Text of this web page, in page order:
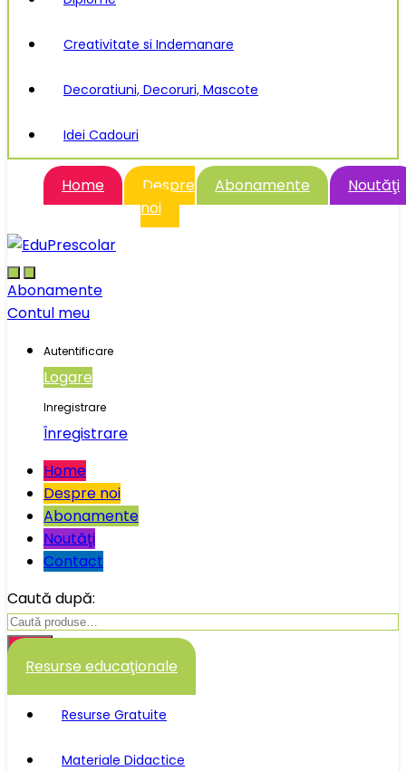
Creativitate si Indemanare
Decoratiuni, Decoruri, Mascote
Idei Cadouri
Home
Despre
noi
Abonamente Noutăţi
Abonamente
Contul meu
Autentificare
Logare
Inregistrare
Înregistrare
Home
Despre noi
Abonamente
Noutăţi
Contact
Caută după:
Caută
Resurse educaţionale
Resurse Gratuite
Materiale Didactice